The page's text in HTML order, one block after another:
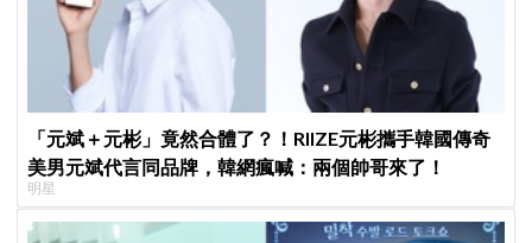
「元斌＋元彬」竟然合體了？！RIIZE元彬攜手韓國傳奇
美男元斌代言同品牌，韓網瘋喊：兩個帥哥來了！
明星